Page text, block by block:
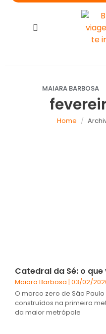
MAIARA BARBOSA
Home
Catedral da Sé: o
Maiara Barbosa 03/02/
O marco zero de São
construídos na primeira
da maior metrópole